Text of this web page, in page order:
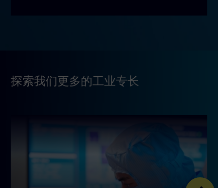
探索我们更多的工业专长